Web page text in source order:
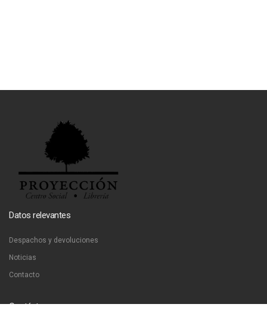
Datos relevantes
Despachos y devoluciones
Noticias
Contacto
Contáctanos